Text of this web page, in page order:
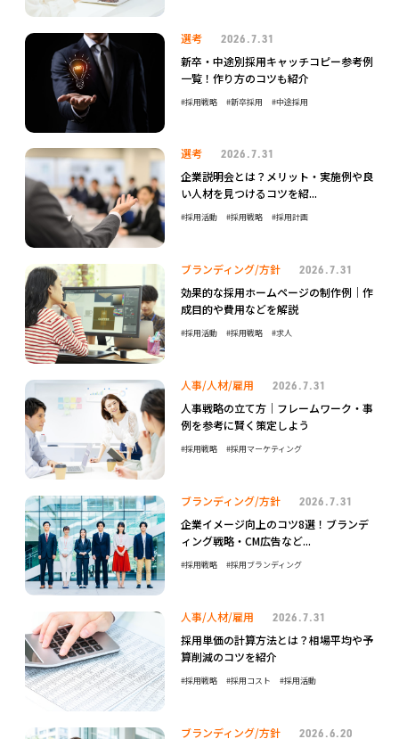
選考 2026.7.31
新卒・中途別採用キャッチコピー参考例
一覧！作り方のコツも紹介
採用戦略 新卒採用 中途採用
選考 2026.7.31
企業説明会とは？メリット・実施例や良
い人材を見つけるコツを紹...
採用活動 採用戦略 採用計画
ブランディング/方針 2026.7.31
効果的な採用ホームページの制作例｜作
成目的や費用などを解説
採用活動 採用戦略 求人
人事/人材/雇用 2026.7.31
人事戦略の立て方｜フレームワーク・事
例を参考に賢く策定しよう
採用戦略 採用マーケティング
ブランディング/方針 2026.7.31
企業イメージ向上のコツ8選！ブランデ
ィング戦略・CM広告など...
採用戦略 採用ブランディング
人事/人材/雇用 2026.7.31
採用単価の計算方法とは？相場平均や予
算削減のコツを紹介
採用戦略 採用コスト 採用活動
ブランディング/方針 2026.6.20